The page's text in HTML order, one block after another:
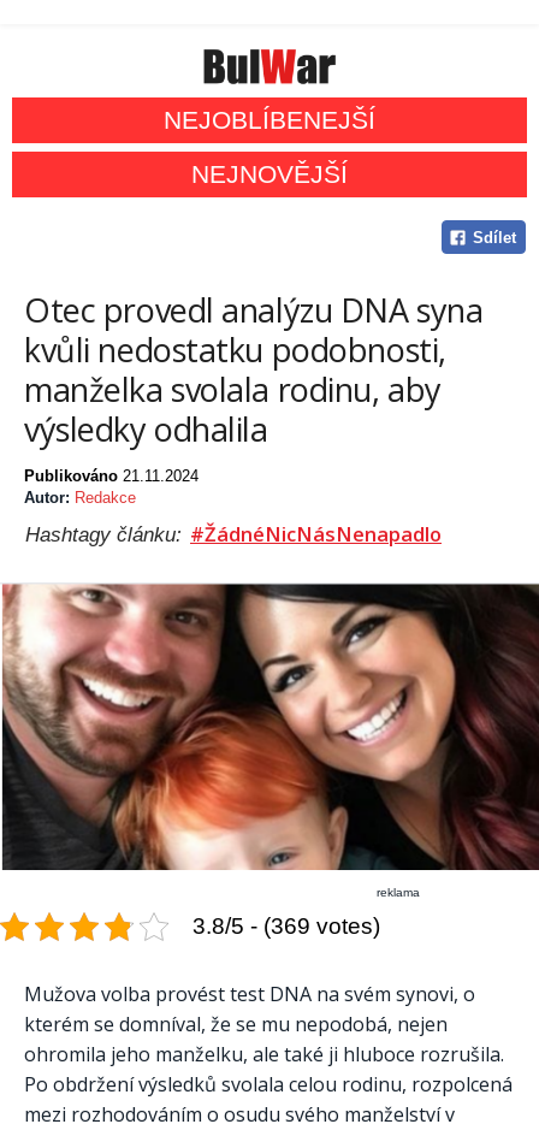
NEJOBLÍBENEJŠÍ
NEJNOVĚJŠÍ
Sdílet
Otec provedl analýzu DNA syna
kvůli nedostatku podobnosti,
manželka svolala rodinu, aby
výsledky odhalila
Publikováno 21.11.2024
Autor: Redakce
Hashtagy článku: #ŽádnéNicNásNenapadlo
reklama
3.8/5 - (369 votes)
Mužova volba provést test DNA na svém synovi, o
kterém se domníval, že se mu nepodobá, nejen
ohromila jeho manželku, ale také ji hluboce rozrušila.
Po obdržení výsledků svolala celou rodinu, rozpolcená
mezi rozhodováním o osudu svého manželství v